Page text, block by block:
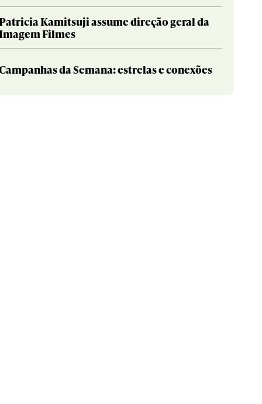
Kamitsuji assume direção geral da
Filmes
da Semana: estrelas e conexões